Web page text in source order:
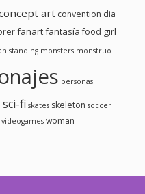
art convention dia
fanartfantasía food girl
standing monsters monstruo
personas
sci-fi skates skeleton soccer
videogames woman